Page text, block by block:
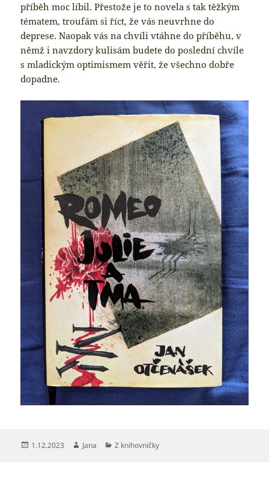
příběh moc líbil. Přestože je to novela s tak těžkým
tématem, troufám si říct, že vás neuvrhne do
deprese. Naopak vás na chvíli vtáhne do příběhu, v
němž i navzdory kulisám budete do poslední chvíle
s mladickým optimismem věřit, že všechno dobře
dopadne.
Publikováno:
1.12.2023 Autor:
Jana Rubriky:
Z knihovničky